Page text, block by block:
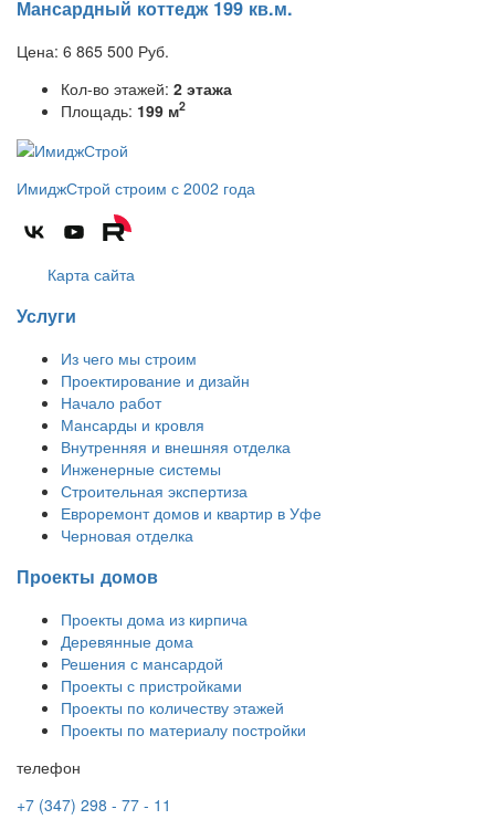
Мансардный коттедж 199 кв.м.
Цена: 6 865 500 Руб.
Кол-во этажей: 2 этажа
Площадь: 199 м2
ИмиджСтрой строим с 2002 года
Карта сайта
Услуги
Из чего мы строим
Проектирование и дизайн
Начало работ
Мансарды и кровля
Внутренняя и внешняя отделка
Инженерные системы
Строительная экспертиза
Евроремонт домов и квартир в Уфе
Черновая отделка
Проекты домов
Проекты дома из кирпича
Деревянные дома
Решения с мансардой
Проекты с пристройками
Проекты по количеству этажей
Проекты по материалу постройки
телефон
+7 (347) 298 - 77 - 11